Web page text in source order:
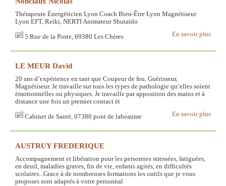
Thérapeute Énergéticien Lyon Coach Bien-Être Lyon Magnétiseur
Lyon EFT, Reiki, NERTI Animateur Shutaïdo
En savoir plus
5 Rue de la Poste, 69380 Les Chères
LE MEUR David
20 ans d’expérience en tant que Coupeur de feu, Guérisseur,
Magnétiseur. Je travaille sur tous les types de pathologie qu’elles soient
émotionnelles ou physiques. Je travaille par apposition des mains et à
distance une fois un premier contact ét
En savoir plus
Cabinet de Santé, 07380 pont de labeaume
AUSTRUY FREDERIQUE
Accompagnement et libération pour les personnes stressées, fatiguées,
en deuil, maladies graves, fin de vie, enfants agités, en difficultés
scolaires...Grace à de nombreuses formations les outils que je vous
proposes sont adaptés à votre personnal